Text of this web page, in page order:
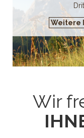
Weitere
Wir